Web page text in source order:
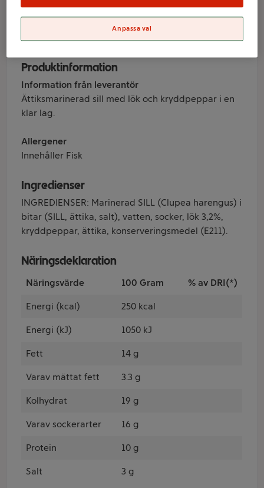
Varumärke
Klädesholmen
Produktinformation
Information från leverantör
Ättiksmarinerad sill med lök och kryddpeppar i en
klar lag.
Allergener
Innehåller Fisk
Ingredienser
INGREDIENSER: Marinerad SILL (Clupea harengus) i
bitar (SILL, ättika, salt), vatten, socker, lök 3,2%,
kryddpeppar, ättika, konserveringsmedel (E211).
Näringsdeklaration
Näringsvärde 100 Gram % av DRI(*)
Energi (kcal) 250 kcal
Energi (kJ) 1050 kJ
Fett 14 g
Varav mättat fett 3.3 g
Kolhydrat 19 g
Varav sockerarter 16 g
Protein 10 g
Salt 3 g
Anpassa val